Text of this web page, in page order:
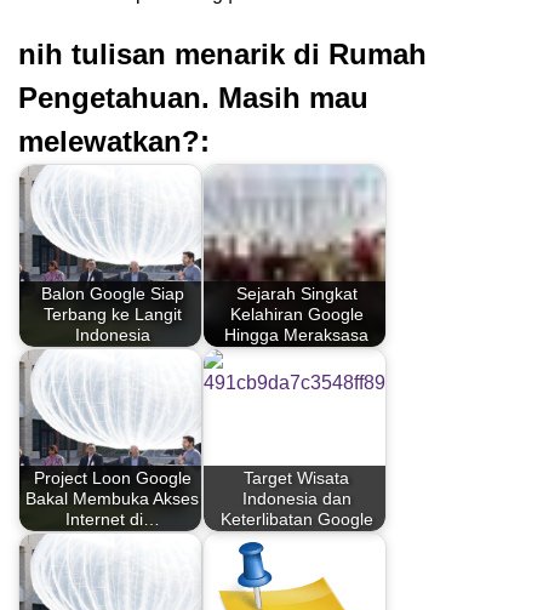
nih tulisan menarik di Rumah
Pengetahuan. Masih mau
melewatkan?:
Balon Google Siap
Terbang ke Langit
Indonesia
Sejarah Singkat
Kelahiran Google
Hingga Meraksasa
Project Loon Google
Bakal Membuka Akses
Internet di…
Target Wisata
Indonesia dan
Keterlibatan Google